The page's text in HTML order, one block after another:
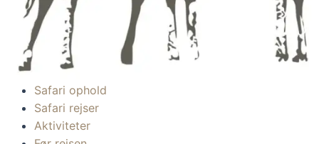
Safari ophold
Safari rejser
Aktiviteter